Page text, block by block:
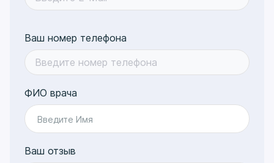
Ваш номер телефона
ФИО врача
Введите Имя
Ваш отзыв